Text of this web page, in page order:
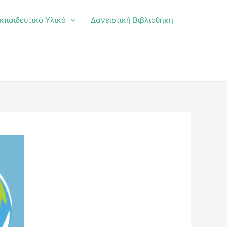
Υλικό Δανειστική Βιβλιοθήκη